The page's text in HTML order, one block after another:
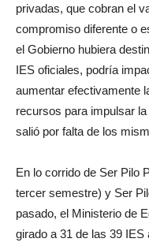
privadas, que cobran el
compromiso diferente o
el Gobierno hubiera
IES oficiales, podría
aumentar efectivamente
recursos para impulsar
salió por falta de los
En lo corrido de Ser Pilo
tercer semestre) y Ser
pasado, el Ministerio de
girado a 31 de las 39